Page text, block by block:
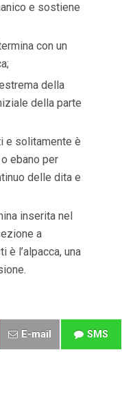
e sostiene
con un
della
della parte
e solitamente è
ebano per
delle dita e
inserita nel
a
è l’alpacca, una
E-mail SMS